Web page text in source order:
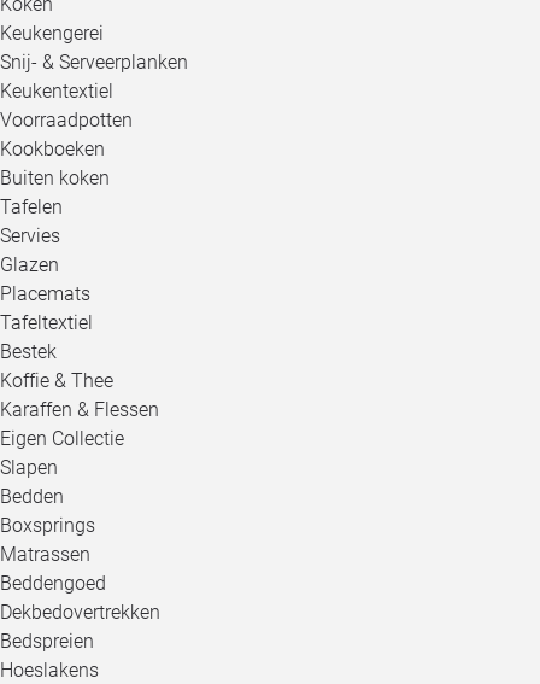
Keukengerei
Snij- & Serveerplanken
Keukentextiel
Voorraadpotten
Kookboeken
Buiten koken
Tafelen
Servies
Glazen
Placemats
Tafeltextiel
Bestek
Koffie & Thee
Karaffen & Flessen
Eigen Collectie
Slapen
Bedden
Boxsprings
Matrassen
Beddengoed
Dekbedovertrekken
Bedspreien
Hoeslakens